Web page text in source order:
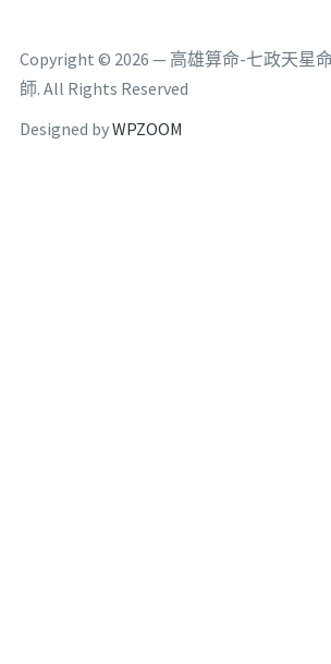
Copyright © 2026 — 高雄算命-七政天星
師. All Rights Reserved
Designed byWPZOOM